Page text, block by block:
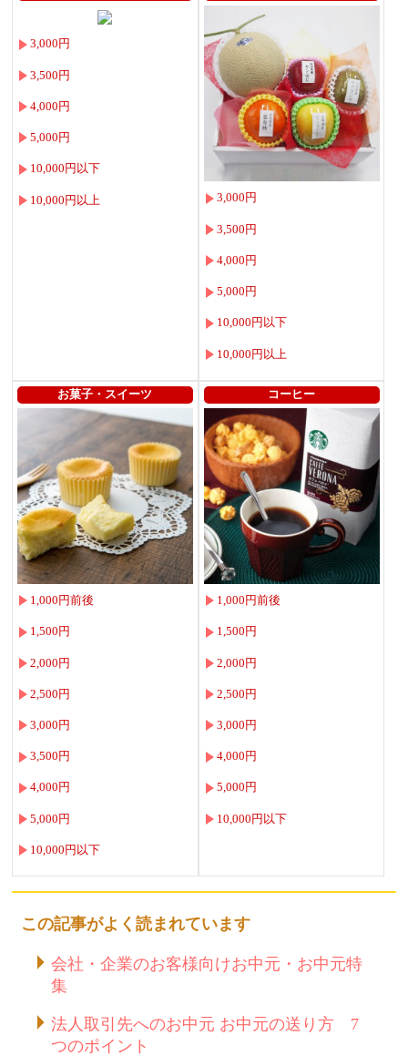
3,000円
3,500円
4,000円
5,000円
10,000円以下
10,000円以上 3,000円
3,500円
4,000円
5,000円
10,000円以下
10,000円以上
お菓子・スイーツ
1,000円前後
1,500円
2,000円
2,500円
3,000円
3,500円
4,000円
5,000円
10,000円以下
コーヒー
1,000円前後
1,500円
2,000円
2,500円
3,000円
4,000円
5,000円
10,000円以下
この記事がよく読まれています
会社・企業のお客様向けお中元・お中元特
集
法人取引先へのお中元 お中元の送り方 7
つのポイント